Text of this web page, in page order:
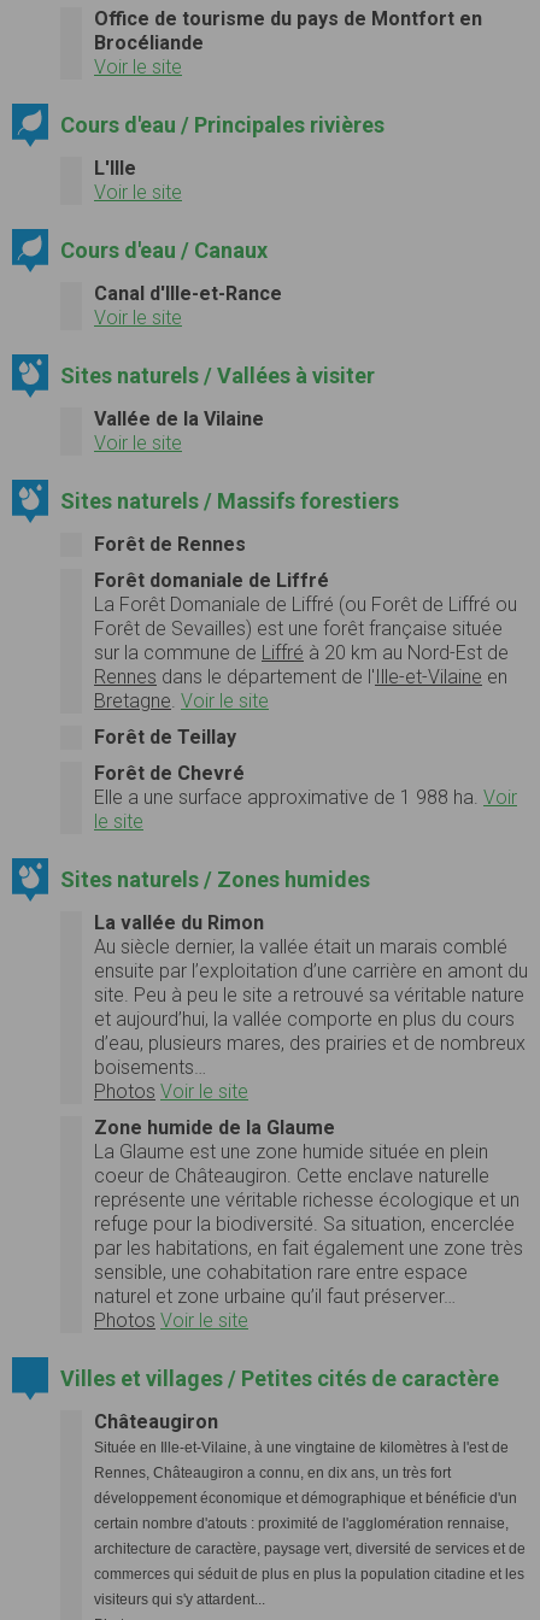
Office de tourisme du pays de Montfort en
Brocéliande
Voir le site
Cours d'eau / Principales rivières
L'Ille
Voir le site
Cours d'eau / Canaux
Canal d'Ille-et-Rance
Voir le site
Sites naturels / Vallées à visiter
Vallée de la Vilaine
Voir le site
Sites naturels / Massifs forestiers
Forêt de Rennes
Forêt domaniale de Liffré
La Forêt Domaniale de Liffré (ou Forêt de Liffré ou
Forêt de Sevailles) est une forêt française située
sur la commune de Liffré à 20 km au Nord-Est de
Rennes dans le département de l'Ille-et-Vilaine en
Bretagne Voir le site
Forêt de Teillay
Forêt de Chevré
Elle a une surface approximative de 1 988 ha. Voir
le site
Sites naturels / Zones humides
La vallée du Rimon
Au siècle dernier, la vallée était un marais comblé
ensuite par l’exploitation d’une carrière en amont du
site. Peu à peu le site a retrouvé sa véritable nature
et aujourd’hui, la vallée comporte en plus du cours
d’eau, plusieurs mares, des prairies et de nombreux
boisements…
Photos Voir le site
Zone humide de la Glaume
La Glaume est une zone humide située en plein
coeur de Châteaugiron. Cette enclave naturelle
représente une véritable richesse écologique et un
refuge pour la biodiversité. Sa situation, encerclée
par les habitations, en fait également une zone très
sensible, une cohabitation rare entre espace
naturel et zone urbaine qu’il faut préserver…
Photos Voir le site
Villes et villages / Petites cités de caractère
Châteaugiron
Située en Ille-et-Vilaine, à une vingtaine de kilomètres à l'est de
Rennes, Châteaugiron a connu, en dix ans, un très fort
développement économique et démographique et bénéficie d'un
certain nombre d'atouts : proximité de l'agglomération rennaise,
architecture de caractère, paysage vert, diversité de services et de
commerces qui séduit de plus en plus la population citadine et les
visiteurs qui s'y attardent...